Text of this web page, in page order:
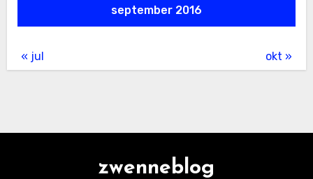
september 2016
« jul okt »
zwenneblog